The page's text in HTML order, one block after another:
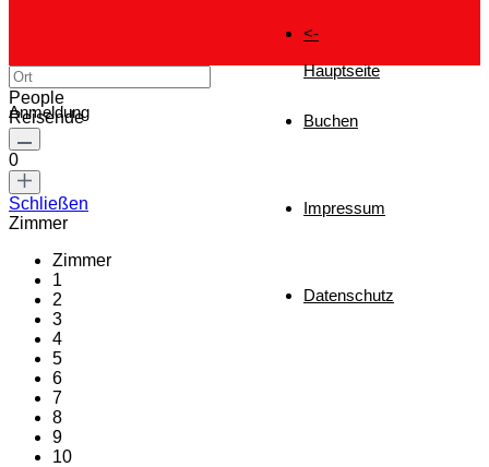
<-
Hauptseite
Buchen
Impressum
Datenschutz
Anmeldung
People
Reisende
0
Schließen
Zimmer
Zimmer
1
2
3
4
5
6
7
8
9
10